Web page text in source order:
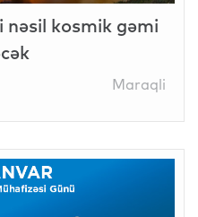
nəsil kosmik gəmi
Maraqli